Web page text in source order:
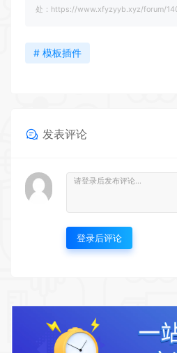
处：https://www.xfyzyyb.xyz/forum/
# 模板插件
发表评论
登录后评论